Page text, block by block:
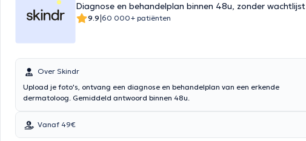
Diagnose en behandelplan binnen 48u, zonder wachtlijst
9.9|60 000+ patiënten
Over Skindr
Upload je foto's, ontvang een diagnose en behandelplan van een erkende
dermatoloog. Gemiddeld antwoord binnen 48u.
Vanaf 49€